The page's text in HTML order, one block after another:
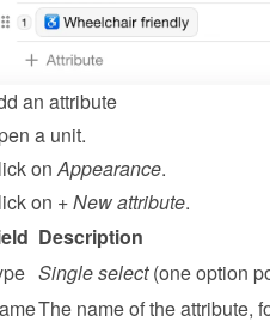
an attribute
a unit.
on Appearance.
on + New attribute.
Description
Single select (one option
The name of the attribute,